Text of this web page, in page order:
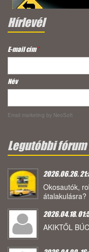
Hírlevél
E-mail cím*
Név
Email marketing by NeoSoft
Legutóbbi fórum
2026.06.26.
Okosautók,
átalakulásra?
2026.04.18.
AKIKTŐL